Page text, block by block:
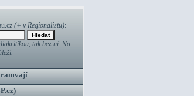
(+ v Regionalistu):
tak bez ní. Na